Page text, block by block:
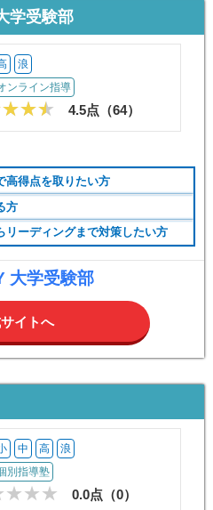
学受験部
浪
ンライン指導
4.5点（64）
高得点を取りたい方
方
リーディングまで対策したい方
大学受験部
イトへ
中 高 浪
別指導塾
0.0点（0）